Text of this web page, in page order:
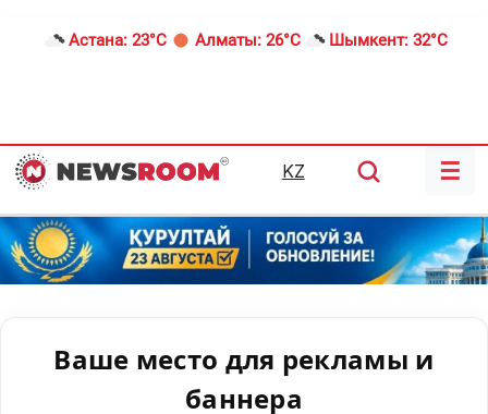
Астана: 23°C Алматы: 26°C Шымкент: 32°C
KZ ☰
Ваше место для рекламы и
баннера